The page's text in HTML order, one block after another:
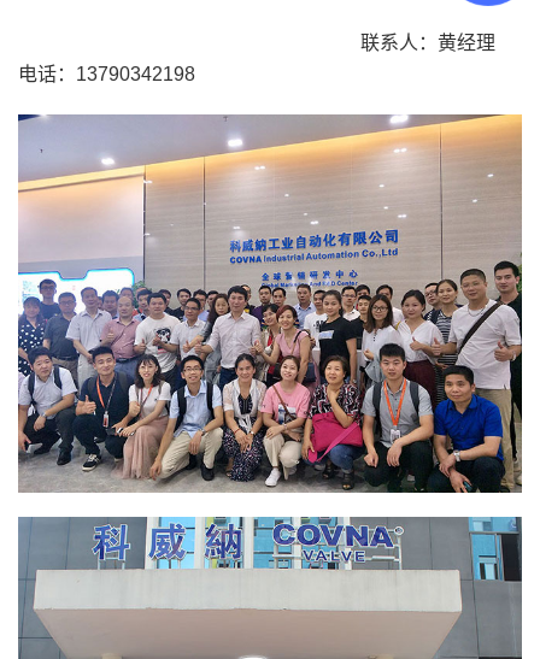
联系人：黄经理
电话：13790342198